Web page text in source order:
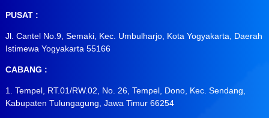
PUSAT :
Jl. Cantel No.9, Semaki, Kec. Umbulharjo, Kota Yogyakarta, Daerah
Istimewa Yogyakarta 55166
CABANG :
1. Tempel, RT.01/RW.02, No. 26, Tempel, Dono, Kec. Sendang,
Kabupaten Tulungagung, Jawa Timur 66254